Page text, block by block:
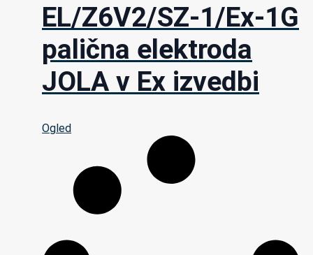
EL/Z6V2/SZ-1/Ex-1G
palična elektroda
JOLA v Ex izvedbi
Ogled